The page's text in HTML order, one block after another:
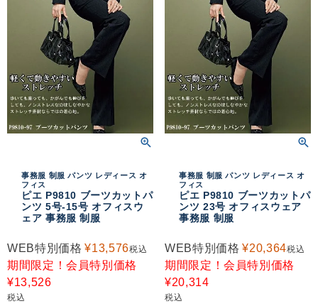
事務服 制服 パンツ レディース オ
フィス
ピエ P9810 ブーツカットパ
ンツ 5号-15号 オフィスウ
ェア 事務服 制服
WEB特別価格 ¥13,576税込
期間限定！会員特別価格
¥13,526
税込
事務服 制服 パンツ レディース オ
フィス
ピエ P9810 ブーツカットパ
ンツ 23号 オフィスウェア
事務服 制服
WEB特別価格 ¥20,364税込
期間限定！会員特別価格
¥20,314
税込